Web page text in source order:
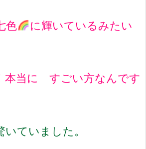
色
に輝いているみたい
本当に すごい方なんです
ていました。